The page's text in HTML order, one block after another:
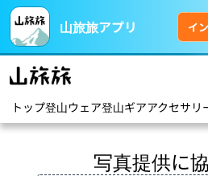
山旅旅アプリ イ
トップ登山ウェア登山ギアアクセサリ
写真提供に